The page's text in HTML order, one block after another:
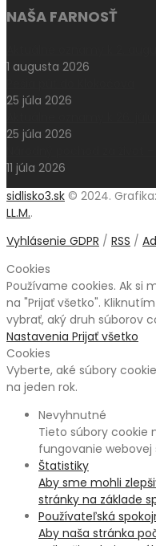
NAŠA FARNOSŤ
1 augusta 2026
25 júla 2026
25 júla 2026
11 júla 2026
sidlisko3.sk © 2024. Grafika:
LL.M..
Vyhlásenie GDPR / RSS /
Cookies
Používame cookies. Ak si
na "Prijať všetko".
vybrať, aký druh súborov
Nastavenia Prijať všetko
Cookies
Vyberte, aké súbory
na jeden rok.
Nevyhnutné
Tieto súbory cookie
fungovanie webovej
Štatistiky
Aby sme mohli
stránky na základe
Používateľská
Aby naša stránka